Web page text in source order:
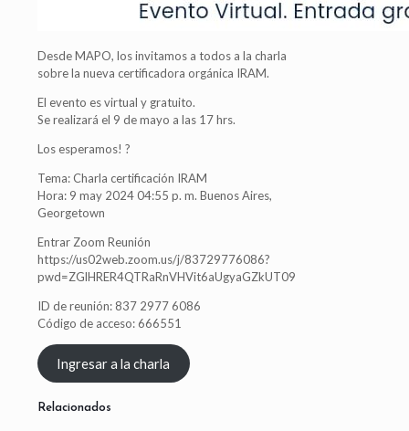
Desde MAPO, los invitamos a todos a la charla
sobre la nueva certificadora orgánica IRAM.
El evento es virtual y gratuito.
Se realizará el 9 de mayo a las 17 hrs.
Los esperamos! ?
Tema: Charla certificación IRAM
Hora: 9 may 2024 04:55 p. m. Buenos Aires,
Georgetown
Entrar Zoom Reunión
https://us02web.zoom.us/j/83729776086?
pwd=ZGlHRER4QTRaRnVHVit6aUgyaGZkUT09
ID de reunión: 837 2977 6086
Código de acceso: 666551
Ingresar a la charla
Relacionados